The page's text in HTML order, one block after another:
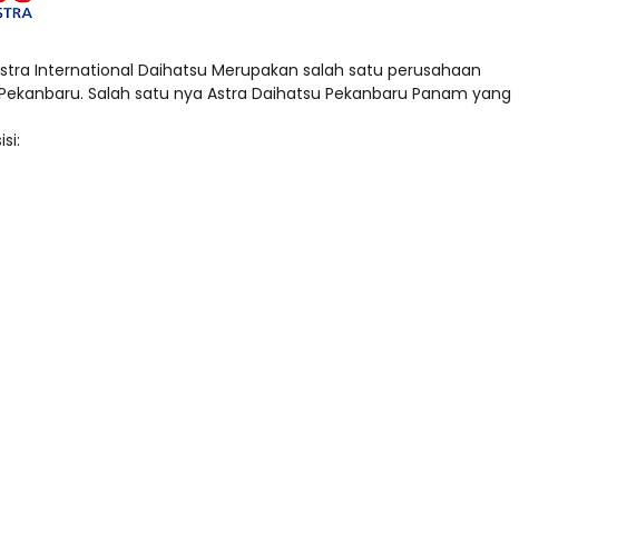
International Daihatsu Merupakan salah satu perusahaan
Salah satu nya Astra Daihatsu Pekanbaru Panam yang